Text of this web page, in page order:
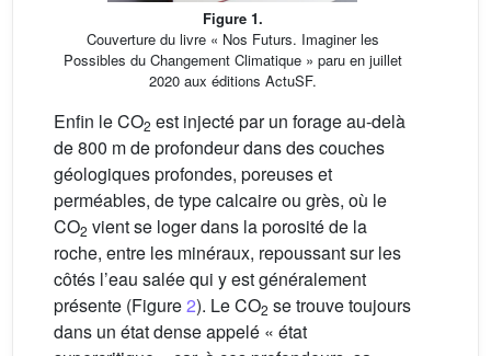
Figure 1.
Couverture du livre « Nos Futurs. Imaginer les
Possibles du Changement Climatique » paru en juillet
2020 aux éditions ActuSF.
Enfin le CO2 est injecté par un forage au-delà
de 800 m de profondeur dans des couches
géologiques profondes, poreuses et
perméables, de type calcaire ou grès, où le
CO2 vient se loger dans la porosité de la
roche, entre les minéraux, repoussant sur les
côtés l’eau salée qui y est généralement
présente (Figure2). Le CO2 se trouve toujours
dans un état dense appelé « état